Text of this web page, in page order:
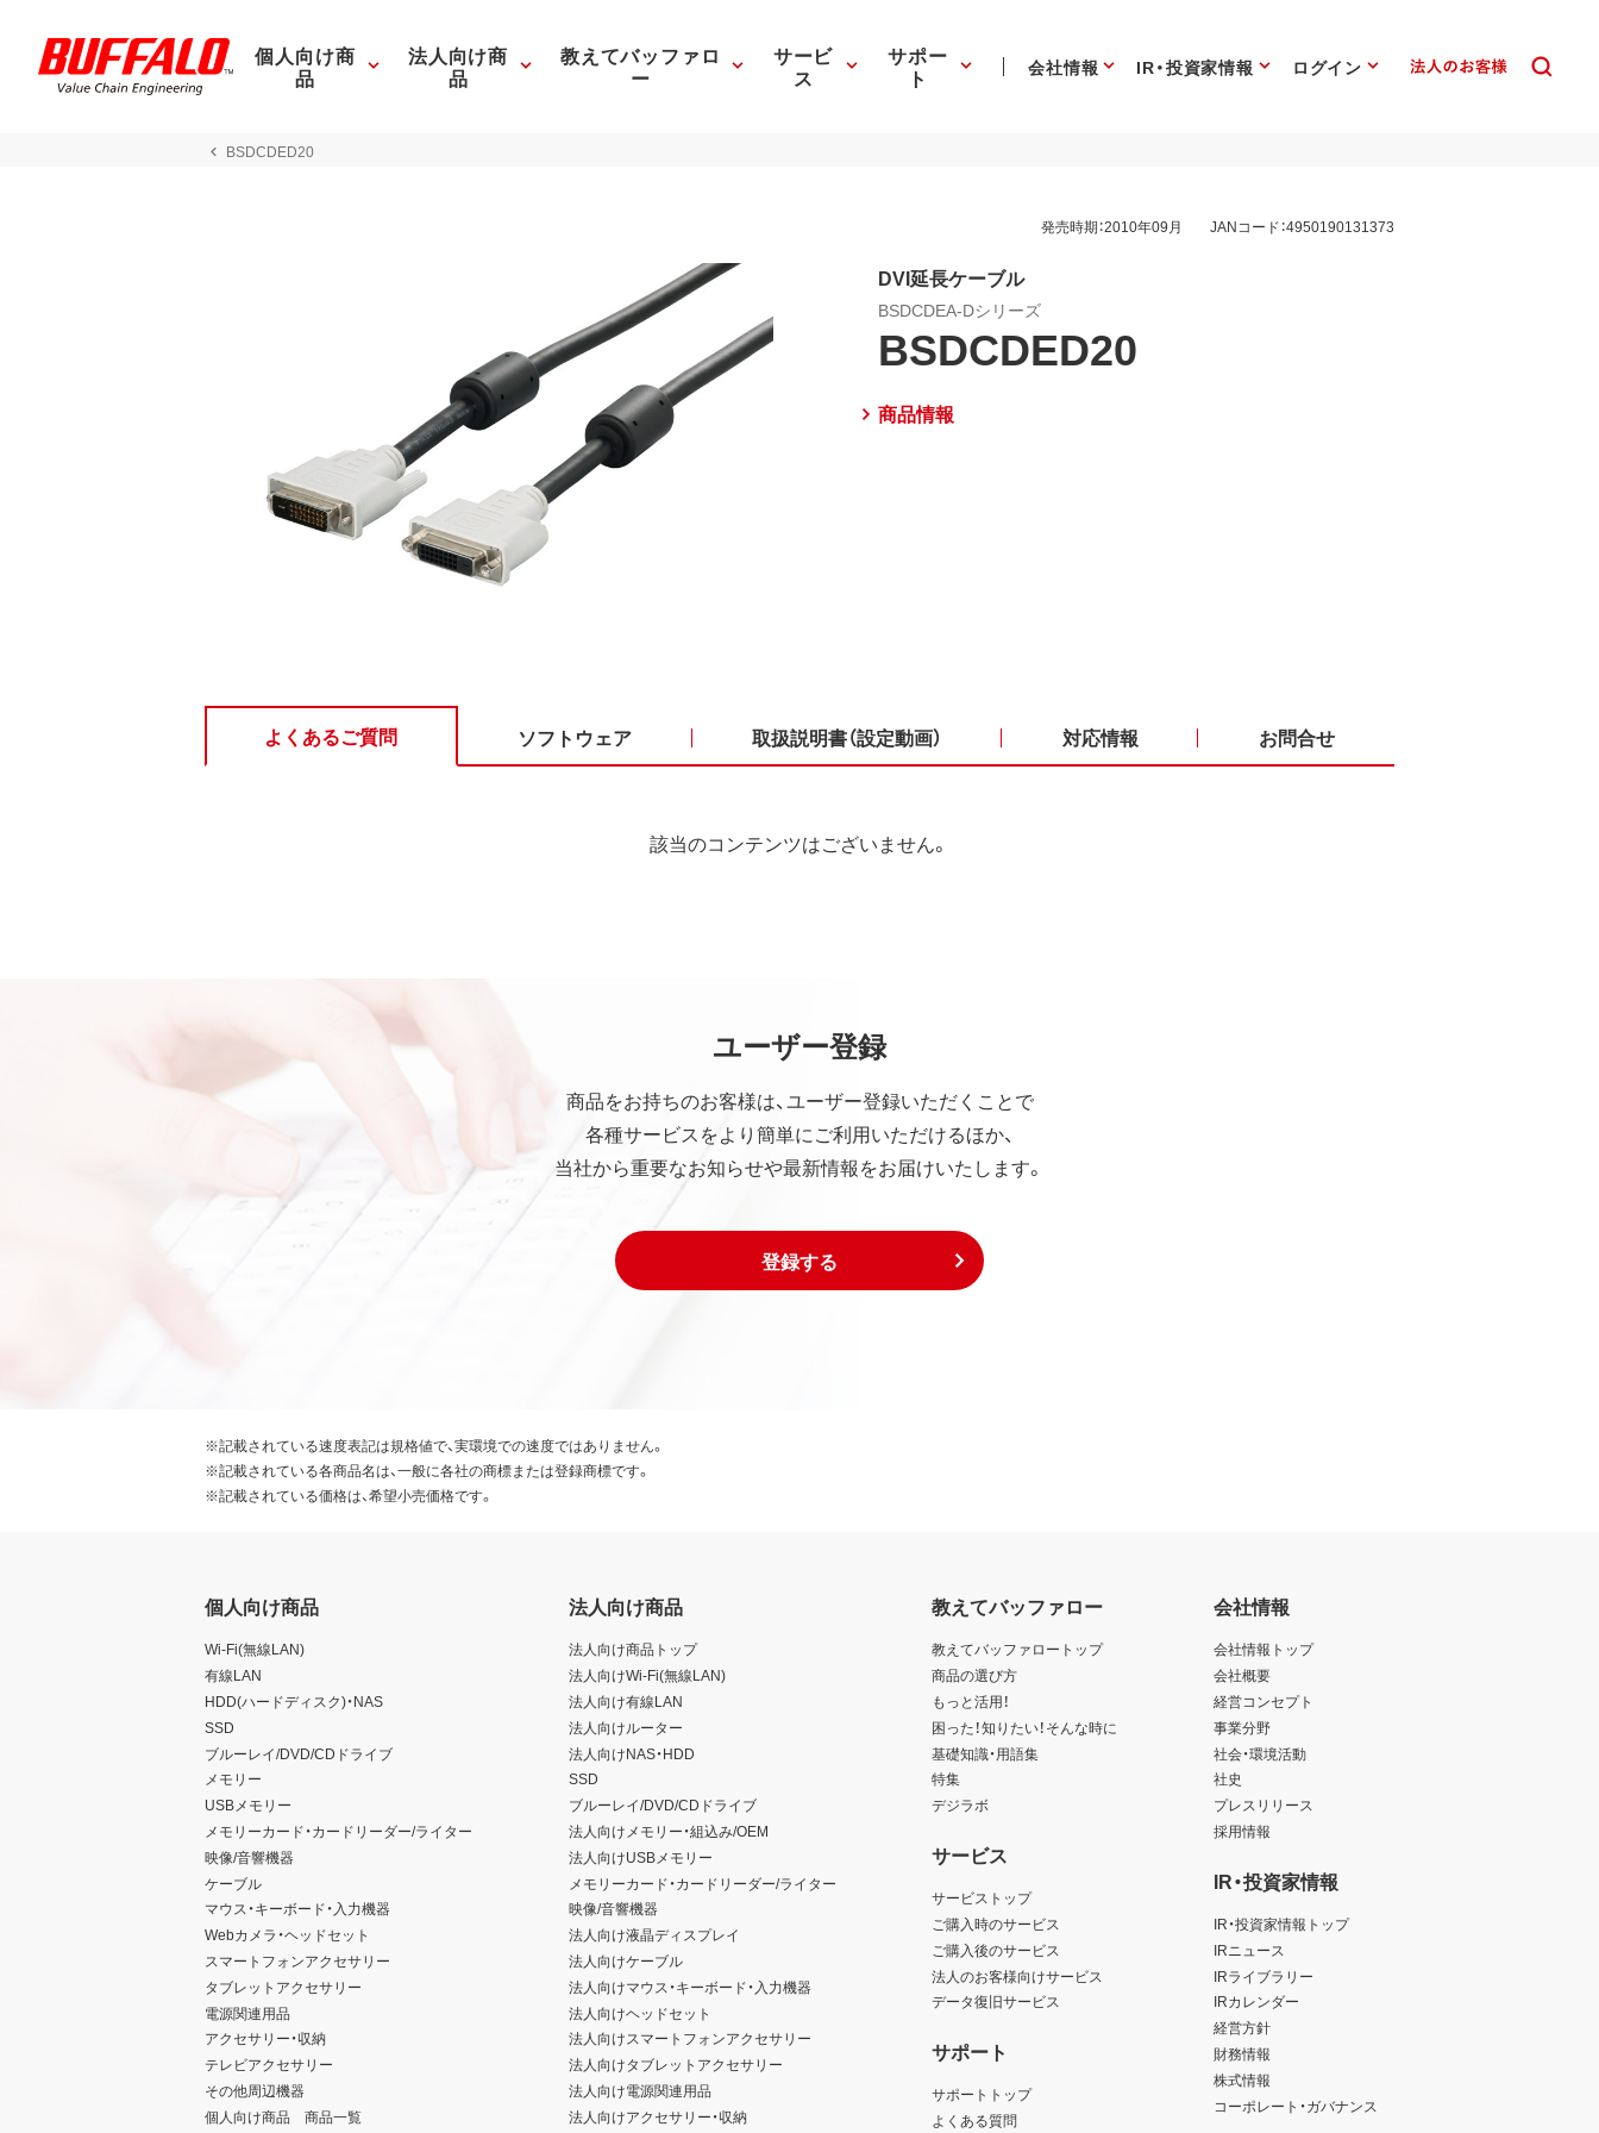
個人向け商
品
法人向け商
品
教えてバッファロ
ー
サービ
ス
サポー
ト 会社情報 IR・投資家情報 ログイン
BSDCDED20
発売時期：2010年09月 JANコード：4950190131373
DVI延長ケーブル
BSDCDEA-Dシリーズ
BSDCDED20
商品情報
よくあるご質問 ソフトウェア 取扱説明書（設定動画） 対応情報 お問合せ
該当のコンテンツはございません。
ユーザー登録
商品をお持ちのお客様は、ユーザー登録いただくことで
各種サービスをより簡単にご利用いただけるほか、
当社から重要なお知らせや最新情報をお届けいたします。
登録する
※記載されている速度表記は規格値で、実環境での速度ではありません。
※記載されている各商品名は、一般に各社の商標または登録商標です。
※記載されている価格は、希望小売価格です。
個人向け商品
Wi-Fi(無線LAN)
有線LAN
HDD(ハードディスク)・NAS
SSD
ブルーレイ/DVD/CDドライブ
メモリー
USBメモリー
メモリーカード・カードリーダー/ライター
映像/音響機器
ケーブル
マウス・キーボード・入力機器
Webカメラ・ヘッドセット
スマートフォンアクセサリー
タブレットアクセサリー
電源関連用品
アクセサリー・収納
テレビアクセサリー
その他周辺機器
個人向け商品 商品一覧
法人向け商品
法人向け商品トップ
法人向けWi-Fi(無線LAN)
法人向け有線LAN
法人向けルーター
法人向けNAS・HDD
SSD
ブルーレイ/DVD/CDドライブ
法人向けメモリー・組込み/OEM
法人向けUSBメモリー
メモリーカード・カードリーダー/ライター
映像/音響機器
法人向け液晶ディスプレイ
法人向けケーブル
法人向けマウス・キーボード・入力機器
法人向けヘッドセット
法人向けスマートフォンアクセサリー
法人向けタブレットアクセサリー
法人向け電源関連用品
法人向けアクセサリー・収納
教えてバッファロー
教えてバッファロートップ
商品の選び方
もっと活用！
困った！知りたい！そんな時に
基礎知識・用語集
特集
デジラボ
サービス
サービストップ
ご購入時のサービス
ご購入後のサービス
法人のお客様向けサービス
データ復旧サービス
サポート
サポートトップ
よくある質問
会社情報
会社情報トップ
会社概要
経営コンセプト
事業分野
社会・環境活動
社史
プレスリリース
採用情報
IR・投資家情報
IR・投資家情報トップ
IRニュース
IRライブラリー
IRカレンダー
経営方針
財務情報
株式情報
コーポレート・ガバナンス